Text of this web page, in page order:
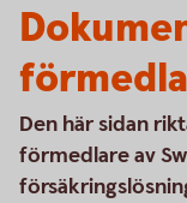
Den här sidan
förmedlare av